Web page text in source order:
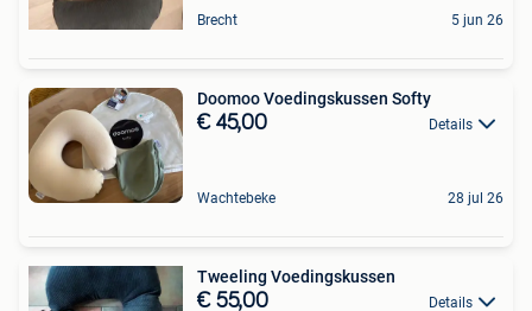
Brecht 5 jun 26
Doomoo Voedingskussen Softy
€ 45,00 Details
Wachtebeke 28 jul 26
Tweeling Voedingskussen
€ 55,00 Details